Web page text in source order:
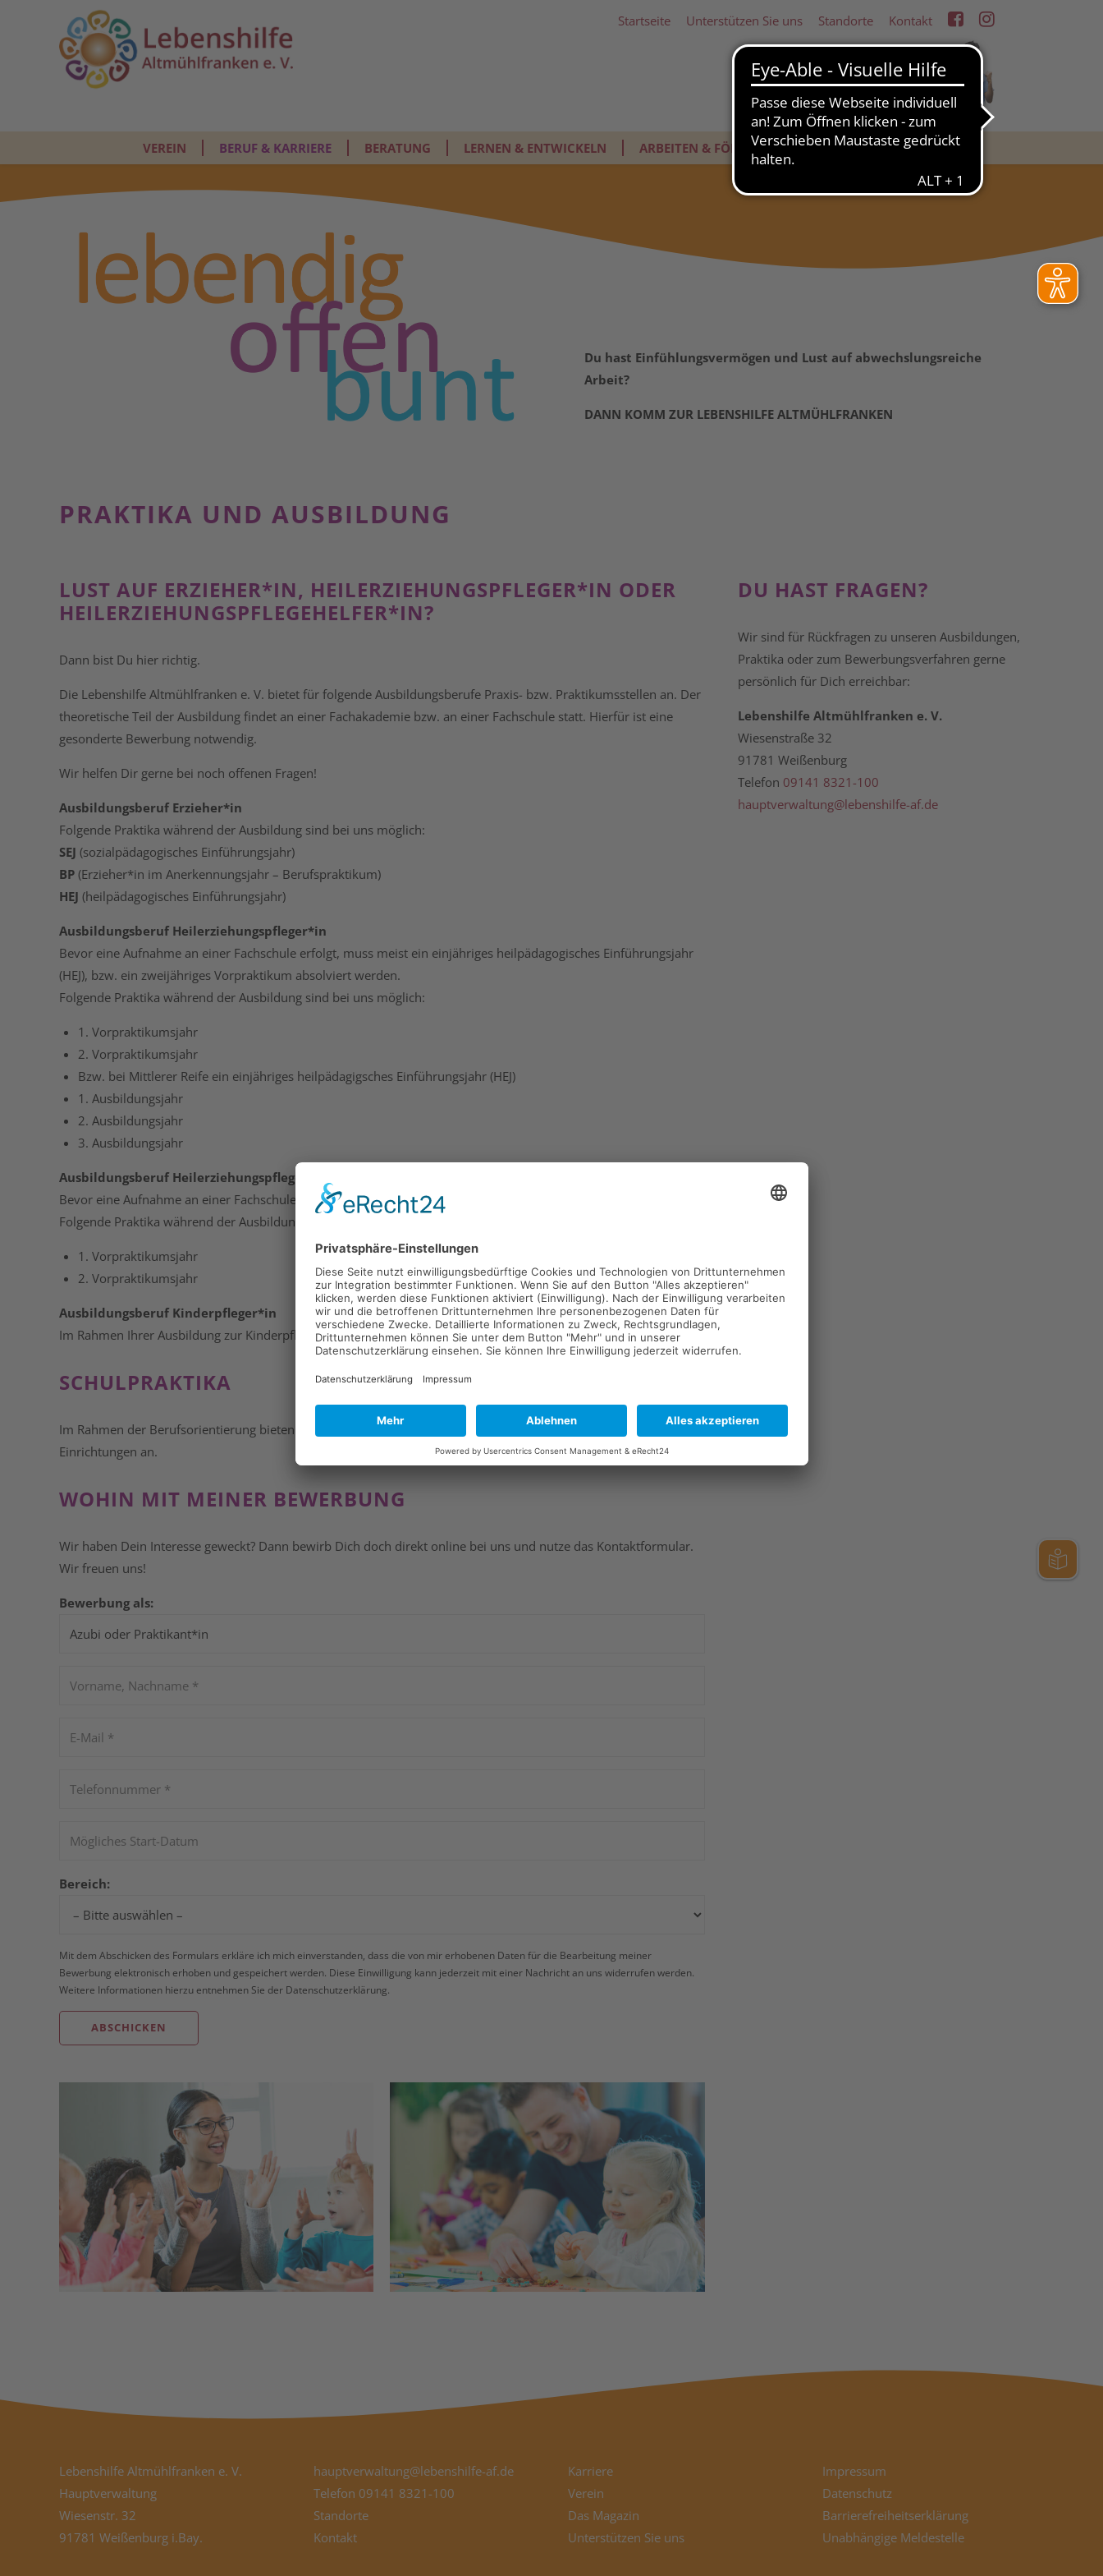
Startseite Unterstützen Sie uns Standorte Kontakt
VEREIN BERUF & KARRIERE BERATUNG LERNEN & ENTWICKELN ARBEITEN & FÖRDERN WOHNEN & LEBEN
Du hast Einfühlungsvermögen und Lust auf abwechslungsreiche
Arbeit?
DANN KOMM ZUR LEBENSHILFE ALTMÜHLFRANKEN
PRAKTIKA UND AUSBILDUNG
LUST AUF ERZIEHER*IN, HEILERZIEHUNGS­PFLEGER*IN ODER
HEILERZIEHUNGS­PFLEGEHELFER*IN?
Dann bist Du hier richtig.
Die Lebenshilfe Altmühlfranken e. V. bietet für folgende Ausbildungsberufe Praxis- bzw. Praktikumsstellen an. Der
theoretische Teil der Ausbildung findet an einer Fachakademie bzw. an einer Fachschule statt. Hierfür ist eine
gesonderte Bewerbung notwendig.
Wir helfen Dir gerne bei noch offenen Fragen!
Ausbildungsberuf Erzieher*in
Folgende Praktika während der Ausbildung sind bei uns möglich:
SEJ (sozialpädagogisches Einführungsjahr)
BP (Erzieher*in im Anerkennungsjahr – Berufspraktikum)
HEJ (heilpädagogisches Einführungsjahr)
Ausbildungsberuf Heilerziehungspfleger*in
Bevor eine Aufnahme an einer Fachschule erfolgt, muss meist ein einjähriges heilpädagogisches Einführungsjahr
(HEJ), bzw. ein zweijähriges Vorpraktikum absolviert werden.
Folgende Praktika während der Ausbildung sind bei uns möglich:
1. Vorpraktikumsjahr
2. Vorpraktikumsjahr
Bzw. bei Mittlerer Reife ein einjähriges heilpädagigsches Einführungsjahr (HEJ)
1. Ausbildungsjahr
2. Ausbildungsjahr
3. Ausbildungsjahr
Ausbildungsberuf Heilerziehungspflegehelfer/in
Bevor eine Aufnahme an einer Fachschule erfolgt, muss meist ein zweijähriges Vorpraktikum absolviert werden.
Folgende Praktika während der Ausbildung sind bei uns möglich:
1. Vorpraktikumsjahr
2. Vorpraktikumsjahr
Ausbildungsberuf Kinderpfleger*in
Im Rahmen Ihrer Ausbildung zur Kinderpfleger*in sind wir gerne Deine Praxisstelle.
SCHULPRAKTIKA
Im Rahmen der Berufsorientierung bieten wir ebenfalls Praktika in den unterschiedlichen Bereichen unserer
Einrichtungen an.
WOHIN MIT MEINER BEWERBUNG
Wir haben Dein Interesse geweckt? Dann bewirb Dich doch direkt online bei uns und nutze das Kontaktformular.
Wir freuen uns!
Bewerbung als:
Bereich:
Mit dem Abschicken des Formulars erkläre ich mich einverstanden, dass die von mir erhobenen Daten für die Bearbeitung meiner
Bewerbung elektronisch erhoben und gespeichert werden. Diese Einwilligung kann jederzeit mit einer Nachricht an uns widerrufen werden.
Weitere Informationen hierzu entnehmen Sie der Datenschutzerklärung.
DU HAST FRAGEN?
Wir sind für Rückfragen zu unseren Ausbildungen,
Praktika oder zum Bewerbungsverfahren gerne
persönlich für Dich erreichbar:
Lebenshilfe Altmühlfranken e. V.
Wiesenstraße 32
91781 Weißenburg
Telefon 09141 8321-100
hauptverwaltung@lebenshilfe-af.de
Lebenshilfe Altmühlfranken e. V.
Hauptverwaltung
Wiesenstr. 32
91781 Weißenburg i.Bay.
hauptverwaltung@lebenshilfe-af.de
Telefon 09141 8321-100
Standorte
Kontakt
Karriere
Verein
Das Magazin
Unterstützen Sie uns
Impressum
Datenschutz
Barrierefreiheitserklärung
Unabhängige Meldestelle